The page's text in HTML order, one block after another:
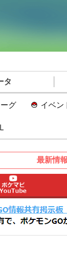
タ
グ イベン
最新情